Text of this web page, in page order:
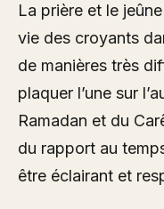
La prière et le
vie des croyants
de manières très
plaquer l’une sur
Ramadan et du
du rapport au
être éclairant et